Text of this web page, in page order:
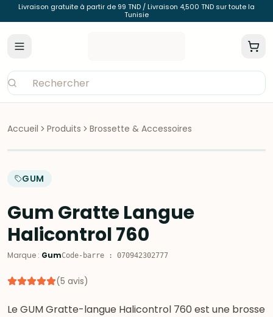
Livraison gratuite à partir de 99 TND / Livraison 4,500 TND sur toute la
Tunisie
Accueil Produits Brossette & Accessoires
GUM
Gum Gratte Langue
Halicontrol 760
Marque : GumCode-barre : 070942302777
(5 avis)
Le GUM Gratte-langue Halicontrol 760 est une brosse